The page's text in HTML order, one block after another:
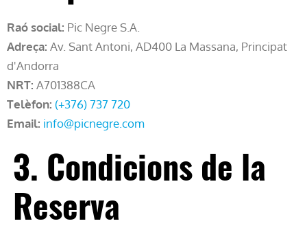
Raó social: Pic Negre S.A.
Adreça: Av. Sant Antoni, AD400 La Massana, Principat
d'Andorra
NRT: A701388CA
Telèfon: (+376) 737 720
Email: info@picnegre.com
3. Condicions de la
Reserva